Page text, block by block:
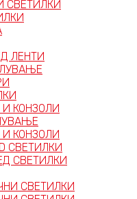
СВЕТИЛКИ
ЛЕНТИ
КОНЗОЛИ
КОНЗОЛИ
СВЕТИЛКИ
СВЕТИЛКИ
СВЕТИЛКИ